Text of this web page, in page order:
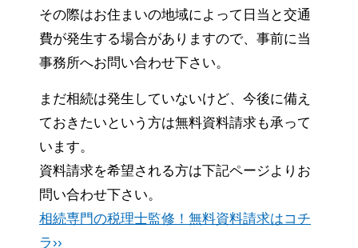
その際はお住まいの地域によって日当と交通
費が発生する場合がありますので、事前に当
事務所へお問い合わせ下さい。
まだ相続は発生していないけど、今後に備え
ておきたいという方は無料資料請求も承って
います。
資料請求を希望される方は下記ページよりお
問い合わせ下さい。
相続専門の税理士監修！無料資料請求はコチ
ラ››